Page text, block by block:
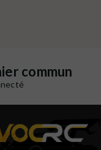
commun